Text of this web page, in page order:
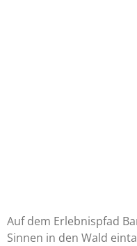
Auf dem Erlebnispfad
Sinnen in den Wald